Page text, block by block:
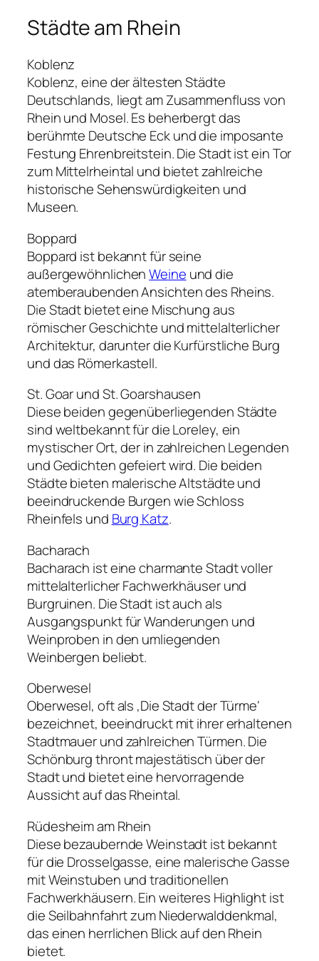
Städte am Rhein
Koblenz
Koblenz, eine der ältesten Städte
Deutschlands, liegt am Zusammenfluss von
Rhein und Mosel. Es beherbergt das
berühmte Deutsche Eck und die imposante
Festung Ehrenbreitstein. Die Stadt ist ein Tor
zum Mittelrheintal und bietet zahlreiche
historische Sehenswürdigkeiten und
Museen.
Boppard
Boppard ist bekannt für seine
außergewöhnlichenWeine und die
atemberaubenden Ansichten des Rheins.
Die Stadt bietet eine Mischung aus
römischer Geschichte und mittelalterlicher
Architektur, darunter die Kurfürstliche Burg
und das Römerkastell.
St. Goar und St. Goarshausen
Diese beiden gegenüberliegenden Städte
sind weltbekannt für die Loreley, ein
mystischer Ort, der in zahlreichen Legenden
und Gedichten gefeiert wird. Die beiden
Städte bieten malerische Altstädte und
beeindruckende Burgen wie Schloss
Rheinfels und Burg Katz.
Bacharach
Bacharach ist eine charmante Stadt voller
mittelalterlicher Fachwerkhäuser und
Burgruinen. Die Stadt ist auch als
Ausgangspunkt für Wanderungen und
Weinproben in den umliegenden
Weinbergen beliebt.
Oberwesel
Oberwesel, oft als ‚Die Stadt der Türme‘
bezeichnet, beeindruckt mit ihrer erhaltenen
Stadtmauer und zahlreichen Türmen. Die
Schönburg thront majestätisch über der
Stadt und bietet eine hervorragende
Aussicht auf das Rheintal.
Rüdesheim am Rhein
Diese bezaubernde Weinstadt ist bekannt
für die Drosselgasse, eine malerische Gasse
mit Weinstuben und traditionellen
Fachwerkhäusern. Ein weiteres Highlight ist
die Seilbahnfahrt zum Niederwalddenkmal,
das einen herrlichen Blick auf den Rhein
bietet.